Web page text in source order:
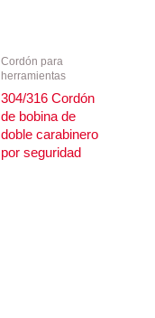
Cordón para
herramientas
304/316 Cordón
de bobina de
doble carabinero
por seguridad